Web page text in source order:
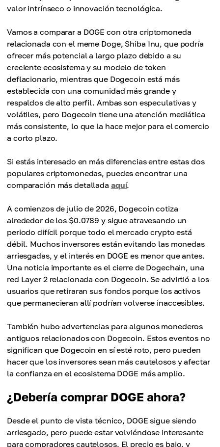
valor intrínseco o innovación tecnológica.
Vamos a comparar a DOGE con otra criptomoneda
relacionada con el meme Doge, Shiba Inu, que podría
ofrecer más potencial a largo plazo debido a su
creciente ecosistema y su modelo de token
deflacionario, mientras que Dogecoin está más
establecida con una comunidad más grande y
respaldos de alto perfil. Ambas son especulativas y
volátiles, pero Dogecoin tiene una atención mediática
más consistente, lo que la hace mejor para el comercio
a corto plazo.
Si estás interesado en más diferencias entre estas dos
populares criptomonedas, puedes encontrar una
comparación más detallada aquí.
A comienzos de julio de 2026, Dogecoin cotiza
alrededor de los $0.0789 y sigue atravesando un
periodo difícil porque todo el mercado crypto está
débil. Muchos inversores están evitando las monedas
arriesgadas, y el interés en DOGE es menor que antes.
Una noticia importante es el cierre de Dogechain, una
red Layer 2 relacionada con Dogecoin. Se advirtió a los
usuarios que retiraran sus fondos porque los activos
que permanecieran allí podrían volverse inaccesibles.
También hubo advertencias para algunos monederos
antiguos relacionados con Dogecoin. Estos eventos no
significan que Dogecoin en sí esté roto, pero pueden
hacer que los inversores sean más cautelosos y afectar
la confianza en el ecosistema DOGE más amplio.
¿Debería comprar DOGE ahora?
Desde el punto de vista técnico, DOGE sigue siendo
arriesgado, pero puede estar volviéndose interesante
para compradores cautelosos. El precio es bajo, y